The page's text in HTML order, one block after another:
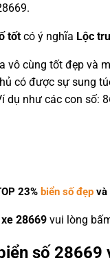
tốt có ý nghĩa Lộc
vô cùng tốt đẹp và
có được sự sung
như các con số:
23% biển số đẹp và
28669 vui lòng
số 28669